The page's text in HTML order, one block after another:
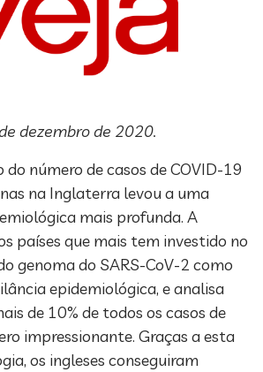
dezembro de 2020.
número de casos de COVID-19
na Inglaterra levou a uma
mais profunda. A
países que mais tem investido no
genoma do SARS-CoV-2 como
epidemiológica, e analisa
de 10% de todos os casos de
impressionante. Graças a esta
os ingleses conseguiram